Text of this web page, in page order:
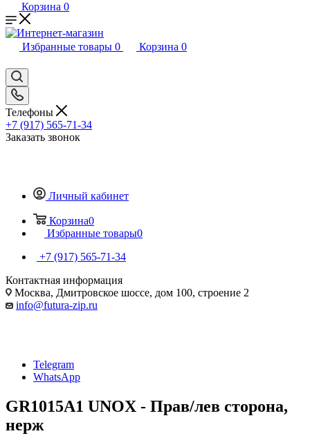
Корзина 0
Избранные товары 0 Корзина 0
Телефоны
+7 (917) 565-71-34
Заказать звонок
Личный кабинет
Корзина0
Избранные товары0
+7 (917) 565-71-34
Контактная информация
Москва, Дмитровское шоссе, дом 100, строение 2
info@futura-zip.ru
Telegram
WhatsApp
GR1015A1 UNOX - Прав/лев сторона,
нерж